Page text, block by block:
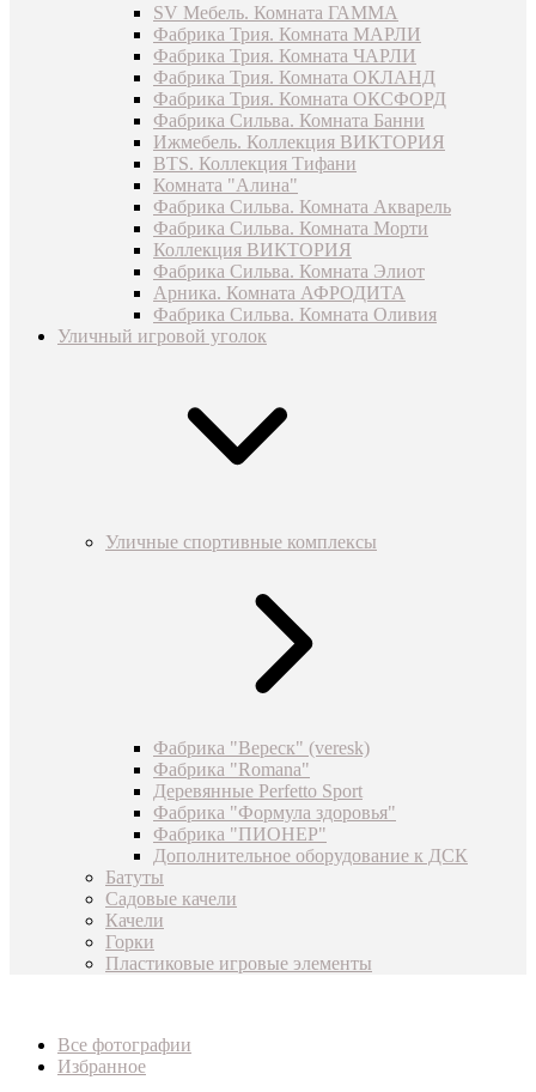
SV Мебель. Комната ГАММА
Фабрика Трия. Комната МАРЛИ
Фабрика Трия. Комната ЧАРЛИ
Фабрика Трия. Комната ОКЛАНД
Фабрика Трия. Комната ОКСФОРД
Фабрика Сильва. Комната Банни
Ижмебель. Коллекция ВИКТОРИЯ
BTS. Коллекция Тифани
Комната "Алина"
Фабрика Сильва. Комната Акварель
Фабрика Сильва. Комната Морти
Коллекция ВИКТОРИЯ
Фабрика Сильва. Комната Элиот
Арника. Комната АФРОДИТА
Фабрика Сильва. Комната Оливия
Уличный игровой уголок
Уличные спортивные комплексы
Фабрика "Вереск" (veresk)
Фабрика "Romana"
Деревянные Perfetto Sport
Фабрика "Формула здоровья"
Фабрика "ПИОНЕР"
Дополнительное оборудование к ДСК
Батуты
Садовые качели
Качели
Горки
Пластиковые игровые элементы
Все фотографии
Избранное